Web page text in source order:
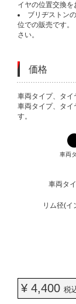
イヤの位置交換を
ブリヂストン
位での販売です
さい。
価格
VARIATIONS
車両タイプ、タイ
車両タイプ、タイ
す。
車両
車両タ
リム径(イ
¥ 4,400 税